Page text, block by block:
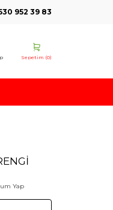
952 39 83
Sepetim (0)
Yap